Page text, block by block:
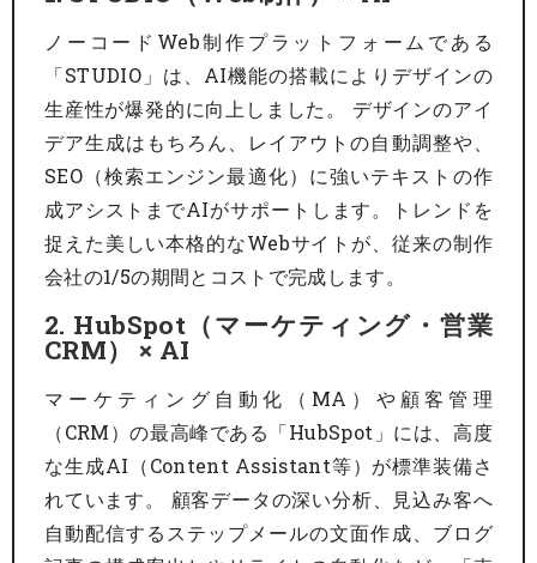
ノーコードWeb制作プラットフォームである
「STUDIO」は、AI機能の搭載によりデザインの
生産性が爆発的に向上しました。 デザインのアイ
デア生成はもちろん、レイアウトの自動調整や、
SEO（検索エンジン最適化）に強いテキストの作
成アシストまでAIがサポートします。トレンドを
捉えた美しい本格的なWebサイトが、従来の制作
会社の1/5の期間とコストで完成します。
2. HubSpot（マーケティング・営業
CRM） × AI
マーケティング自動化（MA）や顧客管理
（CRM）の最高峰である「HubSpot」には、高度
な生成AI（Content Assistant等）が標準装備さ
れています。 顧客データの深い分析、見込み客へ
自動配信するステップメールの文面作成、ブログ